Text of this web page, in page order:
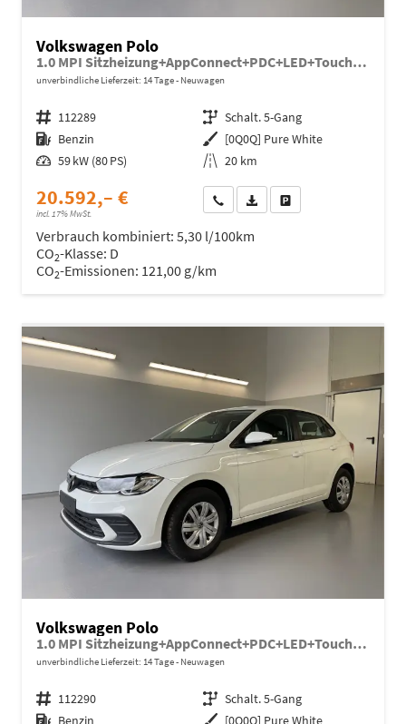
Volkswagen Polo
1.0 MPI Sitzheizung+AppConnect+PDC+LED+Touch+Lichtsensor+MultiLenkrad
unverbindliche Lieferzeit: 14 Tage Neuwagen
Fahrzeugnr. 112289 Getriebe Schalt. 5-Gang
Kraftstoff Benzin Außenfarbe [0Q0Q] Pure White
Leistung 59 kW (80 PS) Kilometerstand 20 km
20.592,– €
incl. 17% MwSt.
Wir rufen Sie anFahrzeugexposé (PDF)
Verbrauch kombiniert: 5,30 l/100km
CO2-Klasse: D
CO2-Emissionen: 121,00 g/km
Volkswagen Polo
1.0 MPI Sitzheizung+AppConnect+PDC+LED+Touch+Lichtsensor+MultiLenkrad
unverbindliche Lieferzeit: 14 Tage Neuwagen
Fahrzeugnr. 112290 Getriebe Schalt. 5-Gang
Kraftstoff Benzin Außenfarbe [0Q0Q] Pure White